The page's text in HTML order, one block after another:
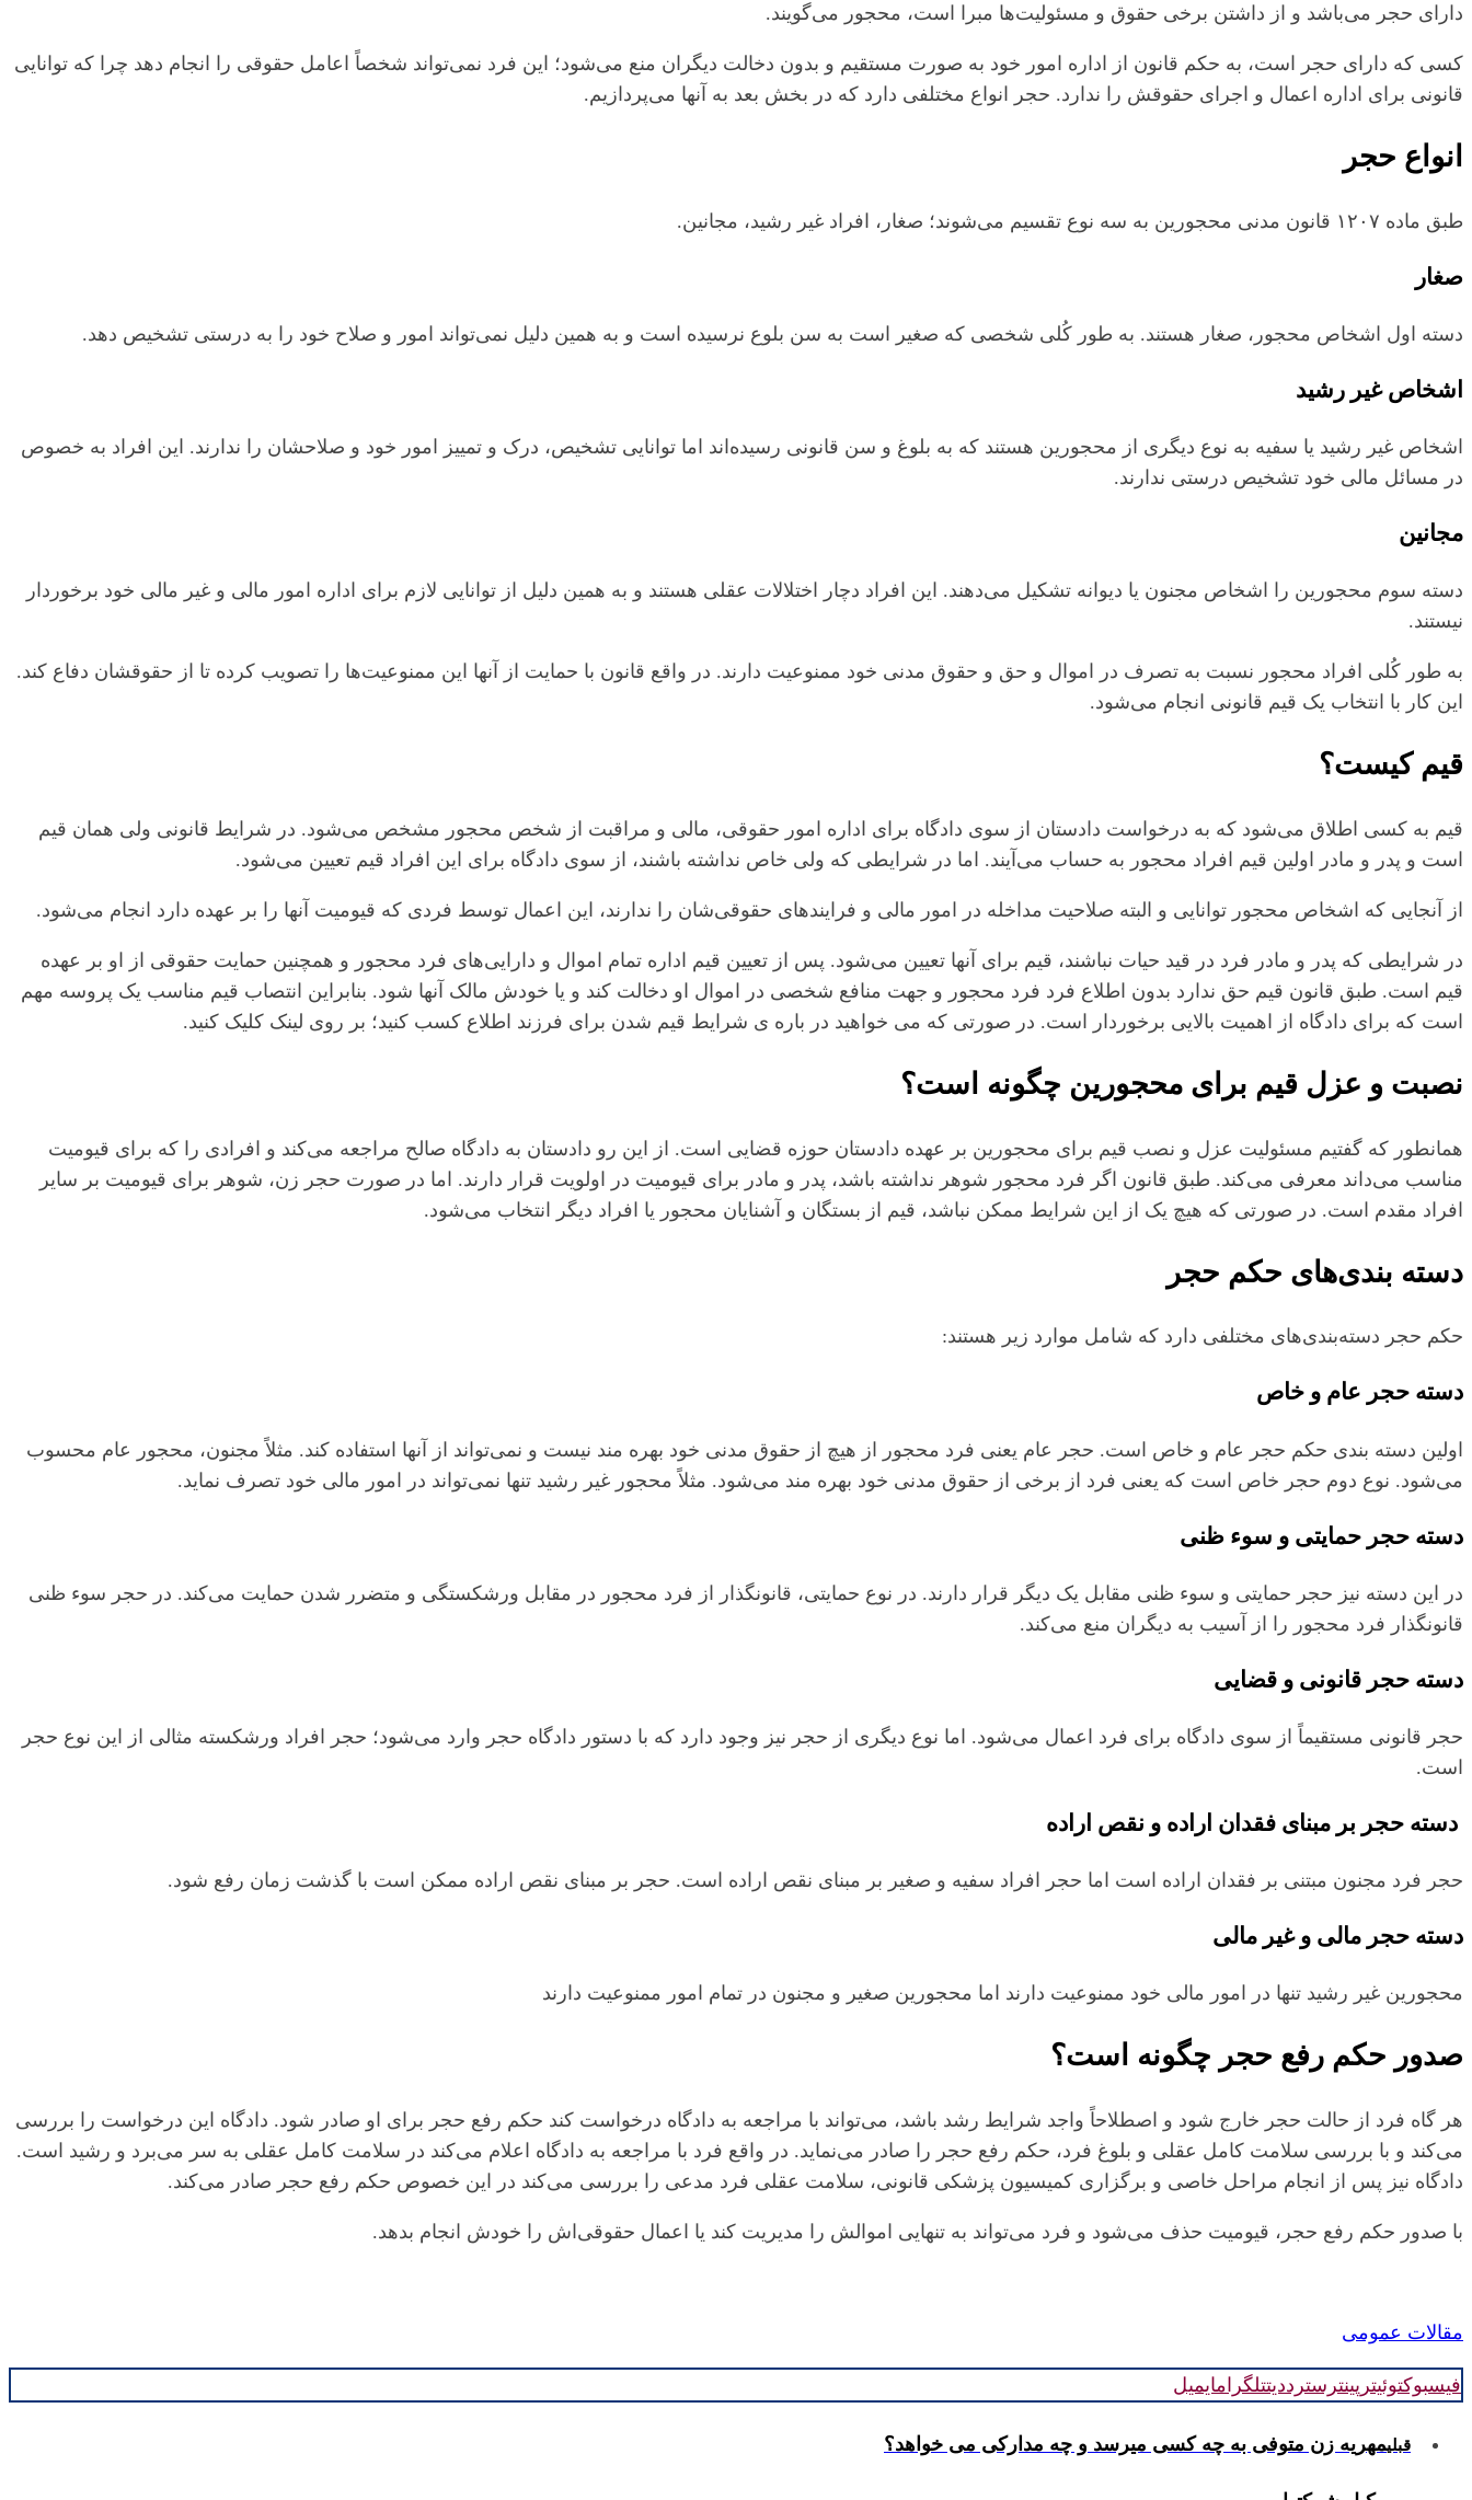
دارای حجر می‌باشد و از داشتن برخی حقوق و مسئولیت‌ها مبرا است، محجور می‌گویند.
کسی که دارای حجر است، به حکم قانون از اداره امور خود به صورت مستقیم و بدون دخالت دیگران منع می‌شود؛ این فرد نمی‌تواند شخصاً اعامل حقوقی را انجام دهد چرا که توانایی
قانونی برای اداره اعمال و اجرای حقوقش را ندارد. حجر انواع مختلفی دارد که در بخش بعد به آنها می‌پردازیم.
انواع حجر
طبق ماده ۱۲۰۷ قانون مدنی محجورین به سه نوع تقسیم می‌شوند؛ صغار، افراد غیر رشید، مجانین.
صغار
دسته اول اشخاص محجور، صغار هستند. به طور کُلی شخصی که صغیر است به سن بلوع نرسیده است و به همین دلیل نمی‌تواند امور و صلاح خود را به درستی تشخیص دهد.
اشخاص غیر رشید
اشخاص غیر رشید یا سفیه به نوع دیگری از محجورین هستند که به بلوغ و سن قانونی رسیده‌اند اما توانایی تشخیص، درک و تمییز امور خود و صلاحشان را ندارند. این افراد به خصوص
در مسائل مالی خود تشخیص درستی ندارند.
مجانین
دسته سوم محجورین را اشخاص مجنون یا دیوانه تشکیل می‌دهند. این افراد دچار اختلالات عقلی هستند و به همین دلیل از توانایی لازم برای اداره امور مالی و غیر مالی خود برخوردار
نیستند.
به طور کُلی افراد محجور نسبت به تصرف در اموال و حق و حقوق مدنی خود ممنوعیت دارند. در واقع قانون با حمایت از آنها این ممنوعیت‌ها را تصویب کرده تا از حقوقشان دفاع کند.
این کار با انتخاب یک قیم قانونی انجام می‌شود.
قیم کیست؟
قیم به کسی اطلاق می‌شود که به درخواست دادستان از سوی دادگاه برای اداره امور حقوقی، مالی و مراقبت از شخص محجور مشخص می‌شود. در شرایط قانونی ولی همان قیم
است و پدر و مادر اولین قیم افراد محجور به حساب می‌‌آیند. اما در شرایطی که ولی خاص نداشته باشند، از سوی دادگاه برای این افراد قیم تعیین می‌شود.
از آنجایی که اشخاص محجور توانایی و البته صلاحیت مداخله در امور مالی و فرایندهای حقوقی‌شان را ندارند، این اعمال توسط فردی که قیومیت آنها را بر عهده دارد انجام می‌شود.
در شرایطی که پدر و مادر فرد در قید حیات نباشند، قیم برای آنها تعیین می‌شود. پس از تعیین قیم اداره تمام اموال و دارایی‌های فرد محجور و همچنین حمایت حقوقی از او بر عهده
قیم است. طبق قانون قیم حق ندارد بدون اطلاع فرد فرد محجور و جهت منافع شخصی در اموال او دخالت کند و یا خودش مالک آنها شود. بنابراین انتصاب قیم مناسب یک پروسه مهم
است که برای دادگاه از اهمیت بالایی برخوردار است. در صورتی که می خواهید در باره ی شرایط قیم شدن برای فرزند اطلاع کسب کنید؛ بر روی لینک کلیک کنید.
نصبت و عزل قیم برای محجورین چگونه است؟
همانطور که گفتیم مسئولیت عزل و نصب قیم برای محجورین بر عهده دادستان حوزه قضایی است. از این رو دادستان به دادگاه صالح مراجعه می‌کند و افرادی را که برای قیومیت
مناسب می‌داند معرفی می‌کند. طبق قانون اگر فرد محجور شوهر نداشته باشد، پدر و مادر برای قیومیت در اولویت قرار دارند. اما در صورت حجر زن، شوهر برای قیومیت بر سایر
افراد مقدم است. در صورتی که هیچ یک از این شرایط ممکن نباشد، قیم از بستگان و آشنایان محجور یا افراد دیگر انتخاب می‌شود.
دسته بندی‌های حکم حجر
حکم حجر دسته‌بندی‌های مختلفی دارد که شامل موارد زیر هستند:
دسته حجر عام و خاص
اولین دسته بندی حکم حجر عام و خاص است. حجر عام یعنی فرد محجور از هیچ از حقوق مدنی خود بهره مند نیست و نمی‌تواند از آنها استفاده کند. مثلاً مجنون، محجور عام محسوب
می‌شود. نوع دوم حجر خاص است که یعنی فرد از برخی از حقوق مدنی خود بهره مند می‌شود. مثلاً محجور غیر رشید تنها نمی‌تواند در امور مالی خود تصرف نماید.
دسته حجر حمایتی و سوء ظنی
در این دسته نیز حجر حمایتی و سوء ظنی مقابل یک دیگر قرار دارند. در نوع حمایتی، قانونگذار از فرد محجور در مقابل ورشکستگی و متضرر شدن حمایت می‌کند. در حجر سوء ظنی
قانونگذار فرد محجور را از آسیب به دیگران منع می‌کند.
دسته حجر قانونی و قضایی
حجر قانونی مستقیماً از سوی دادگاه برای فرد اعمال می‌شود. اما نوع دیگری از حجر نیز وجود دارد که با دستور دادگاه حجر وارد می‌شود؛ حجر افراد ورشکسته مثالی از این نوع حجر
است.
دسته حجر بر مبنای فقدان اراده و نقص اراده
حجر فرد مجنون مبتنی بر فقدان اراده است اما حجر افراد سفیه و صغیر بر مبنای نقص اراده است. حجر بر مبنای نقص اراده ممکن است با گذشت زمان رفع شود.
دسته حجر مالی و غیر مالی
محجورین غیر رشید تنها در امور مالی خود ممنوعیت دارند اما محجورین صغیر و مجنون در تمام امور ممنوعیت دارند
صدور حکم رفع حجر چگونه است؟
هر گاه فرد از حالت حجر خارج شود و اصطلاحاً واجد شرایط رشد باشد، می‌تواند با مراجعه به دادگاه درخواست کند حکم رفع حجر برای او صادر شود. دادگاه این درخواست را بررسی
می‌کند و با بررسی سلامت کامل عقلی و بلوغ فرد، حکم رفع حجر را صادر می‌نماید. در واقع فرد با مراجعه به دادگاه اعلام می‌کند در سلامت کامل عقلی به سر می‌برد و رشید است.
دادگاه نیز پس از انجام مراحل خاصی و برگزاری کمیسیون پزشکی قانونی، سلامت عقلی فرد مدعی را بررسی می‌کند در این خصوص حکم رفع حجر صادر می‌کند.
با صدور حکم رفع حجر، قیومیت حذف می‌شود و فرد می‌تواند به تنهایی اموالش را مدیریت کند یا اعمال حقوقی‌اش را خودش انجام بدهد.
مقالات عمومی
فیسبوکتوئیتر پینترسترددیتتلگرامایمیل
قبلیمهریه زن متوفی به چه کسی میرسد و چه مدارکی می خواهد؟